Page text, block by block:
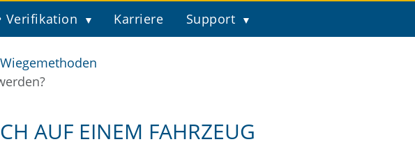
Verifikation Karriere Support
Wiegemethoden
AUF EINEM FAHRZEUG